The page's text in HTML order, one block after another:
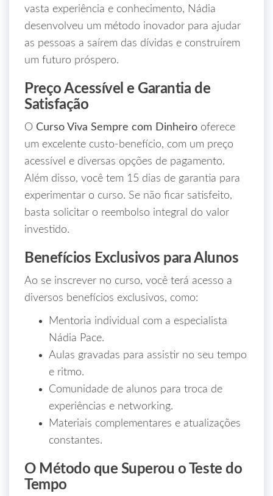
vasta experiência e conhecimento, Nádia
desenvolveu um método inovador para ajudar
as pessoas a saírem das dívidas e construírem
um futuro próspero.
Preço Acessível e Garantia de
Satisfação
O Curso Viva Sempre com Dinheiro oferece
um excelente custo-benefício, com um preço
acessível e diversas opções de pagamento.
Além disso, você tem 15 dias de garantia para
experimentar o curso. Se não ficar satisfeito,
basta solicitar o reembolso integral do valor
investido.
Benefícios Exclusivos para Alunos
Ao se inscrever no curso, você terá acesso a
diversos benefícios exclusivos, como:
Mentoria individual com a especialista
Nádia Pace.
Aulas gravadas para assistir no seu tempo
e ritmo.
Comunidade de alunos para troca de
experiências e networking.
Materiais complementares e atualizações
constantes.
O Método que Superou o Teste do
Tempo